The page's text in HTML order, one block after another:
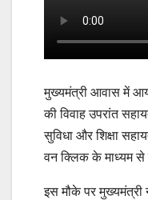
मुख्यमंत्री आवास में
की विवाह उपरांत
सुविधा और शिक्षा
वन क्लिक के माध्यम से
इस मौके पर मुख्यमंत्री